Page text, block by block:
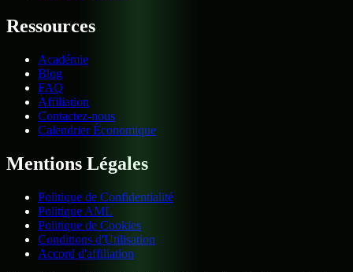
Ressources
Académie
Blog
FAQ
Affiliation
Contactez-nous
Calendrier Économique
Mentions Légales
Politique de Confidentialité
Politique AML
Politique de Cookies
Conditions d'Utilisation
Accord d'affiliation